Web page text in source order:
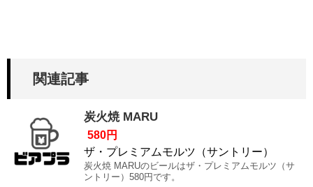
関連記事
炭火焼 MARU
580円
ザ・プレミアムモルツ（サントリー）
炭火焼 MARUのビールはザ・プレミアムモルツ（サ
ントリー）580円です。